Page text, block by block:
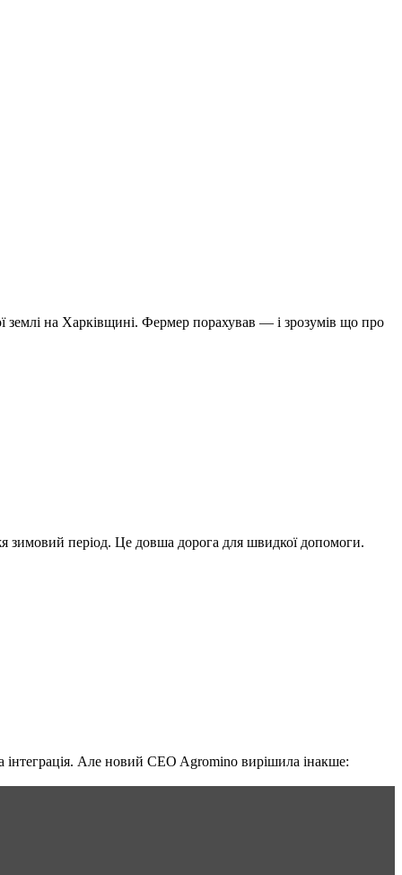
землі на Харківщині. Фермер порахував — і зрозумів що про
зимовий період. Це довша дорога для швидкої допомоги.
інтеграція. Але новий CEO Agromino вирішила інакше: